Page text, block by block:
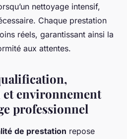
nettoyage intensif,
Chaque prestation
réels, garantissant ainsi la
aux attentes.
environnement
professionnel
de prestation repose